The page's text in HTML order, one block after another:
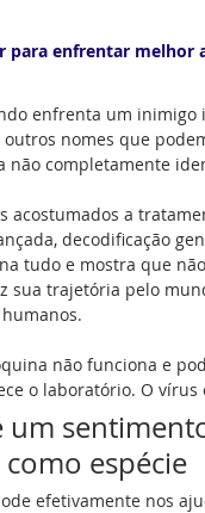
Recursos
Big Data
para enfrentar
enfrenta um
outros nomes que
não completamente
acostumados a
decodificação
tudo e mostra que
sua trajetória pelo
não funciona e
o laboratório. O
um
espécie
efetivamente nos